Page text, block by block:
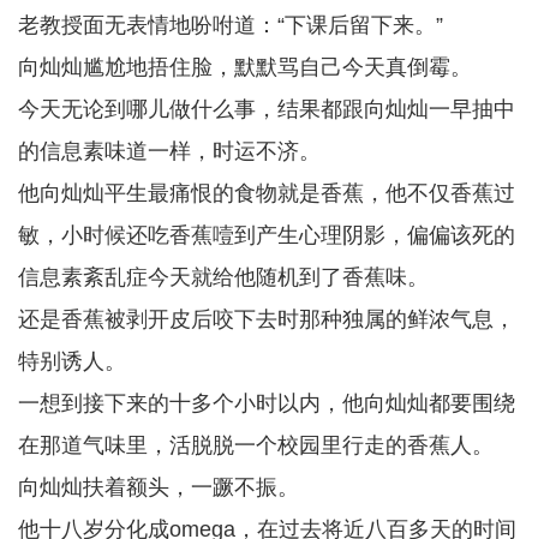
老教授面无表情地吩咐道：“下课后留下来。”
向灿灿尴尬地捂住脸，默默骂自己今天真倒霉。
今天无论到哪儿做什么事，结果都跟向灿灿一早抽中
的信息素味道一样，时运不济。
他向灿灿平生最痛恨的食物就是香蕉，他不仅香蕉过
敏，小时候还吃香蕉噎到产生心理阴影，偏偏该死的
信息素紊乱症今天就给他随机到了香蕉味。
还是香蕉被剥开皮后咬下去时那种独属的鲜浓气息，
特别诱人。
一想到接下来的十多个小时以内，他向灿灿都要围绕
在那道气味里，活脱脱一个校园里行走的香蕉人。
向灿灿扶着额头，一蹶不振。
他十八岁分化成omega，在过去将近八百多天的时间